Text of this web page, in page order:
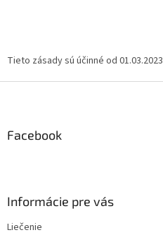
Tieto zásady sú účinné od 01.03.2023
Facebook
Informácie pre vás
Liečenie